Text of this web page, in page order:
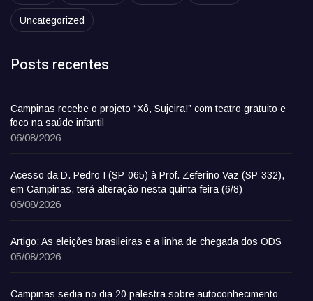
Uncategorized
Posts recentes
Campinas recebe o projeto “Xô, Sujeira!” com teatro gratuito e
foco na saúde infantil
06/08/2026
Acesso da D. Pedro I (SP-065) à Prof. Zeferino Vaz (SP-332),
em Campinas, terá alteração nesta quinta-feira (6/8)
06/08/2026
Artigo: As eleições brasileiras e a linha de chegada dos ODS
05/08/2026
Campinas sedia no dia 20 palestra sobre autoconhecimento